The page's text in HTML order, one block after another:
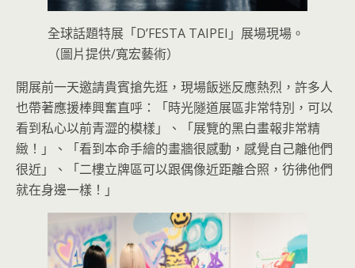
全球話題特展「D’FESTA TAIPEI」展場現場。
（圖片提供/寬宏藝術）
開展前一天邀請貴賓搶先逛，現場飯迷反應熱烈，許多人
也帶著應援棒興奮直呼：「時光隧道展區非常特別，可以
看到私心以前青澀的模樣」、「展覽的黑白畫報非常精
緻！」、「看到本命手繪的畫牆很感動，感覺自己離他們
很近」、「二樓立牌區可以跟偶像近距離合照，彷彿他們
就在身邊一樣！」